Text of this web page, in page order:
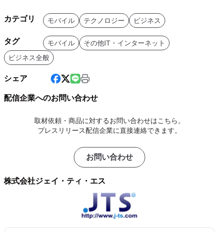
カテゴリ モバイル テクノロジー ビジネス
タグ モバイル
その他IT・インターネット
ビジネス全般
シェア
配信企業へのお問い合わせ
取材依頼・商品に対するお問い合わせはこちら。
プレスリリース配信企業に直接連絡できます。
お問い合わせ
株式会社ジェイ・ティ・エス